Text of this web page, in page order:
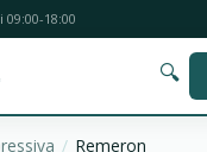
09:00-18:00
🔍
Remeron